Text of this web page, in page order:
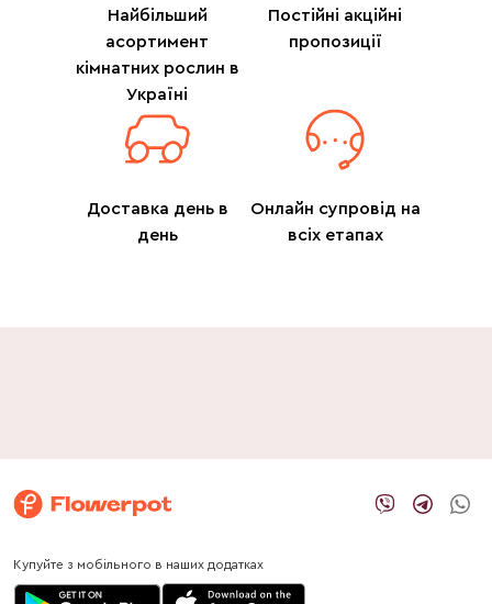
Найбільший
асортимент
кімнатних рослин в
Україні
Постійні акційні
пропозиції
Доставка день в
день
Онлайн супровід на
всіх етапах
Купуйте з мобільного в наших додатках